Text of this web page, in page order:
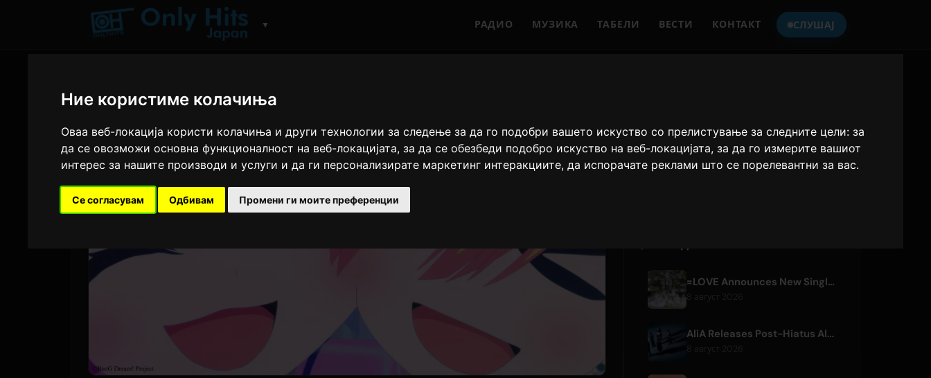
Ние користиме колачиња
Оваа веб-локација користи колачиња и други технологии за следење за да го подобри вашето искуство со прелистување за следните цели:за
да се овозможи основна функционалност на веб-локацијата,за да се обезбеди подобро искуство на веб-локацијата,за да го измерите вашиот
интерес за нашите производи и услуги и да ги персонализирате маркетинг интеракциите,да испорачате реклами што се порелевантни за вас.
Се согласувам Одбивам Промени ги моите преференции
▼ РАДИО МУЗИКА ТАБЕЛИ ВЕСТИ КОНТАКТ СЛУШАЈ
Only Hits Japan
=LOVE Announces New Single 'Koi, Hajimemashita.' and Tokyo Dome Concerts
8 август 2026
AliA Releases Post-Hiatus Album 'mate', Announces Tokyo Live